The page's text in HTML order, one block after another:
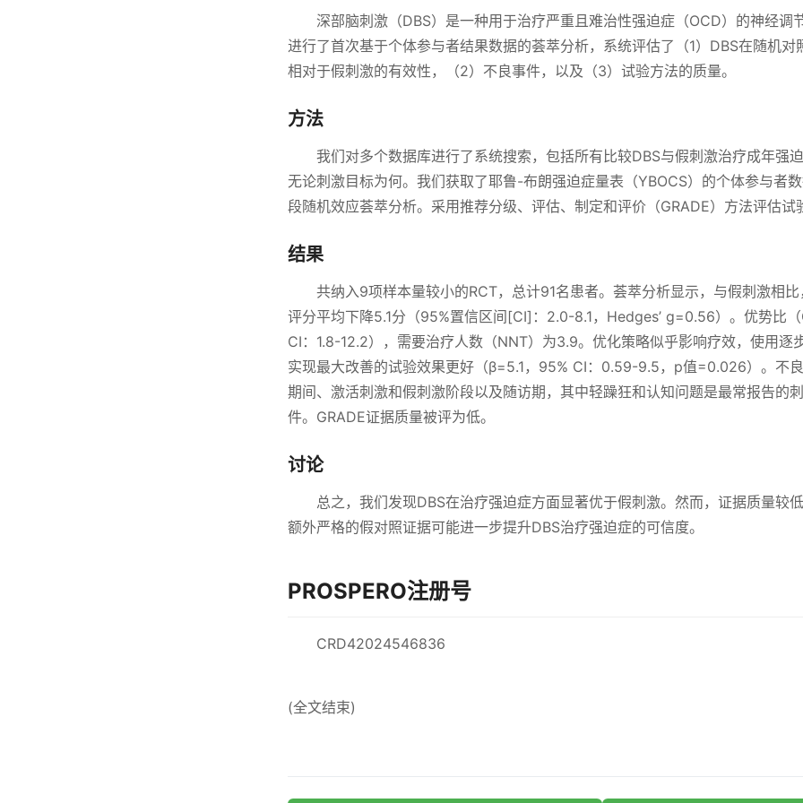
深部脑刺激（DBS）是一种用于治疗严重且难治性强迫症（OCD）的神经调
进行了首次基于个体参与者结果数据的荟萃分析，系统评估了（1）DBS在随机对
相对于假刺激的有效性，（2）不良事件，以及（3）试验方法的质量。
方法
我们对多个数据库进行了系统搜索，包括所有比较DBS与假刺激治疗成年强迫
无论刺激目标为何。我们获取了耶鲁-布朗强迫症量表（YBOCS）的个体参与者
段随机效应荟萃分析。采用推荐分级、评估、制定和评价（GRADE）方法评估试
结果
共纳入9项样本量较小的RCT，总计91名患者。荟萃分析显示，与假刺激相
评分平均下降5.1分（95%置信区间[CI]：2.0-8.1，Hedges’ g=0.56）。优势比
CI：1.8-12.2），需要治疗人数（NNT）为3.9。优化策略似乎影响疗效，使用逐
实现最大改善的试验效果更好（β=5.1，95% CI：0.59-9.5，p值=0.026）。不
期间、激活刺激和假刺激阶段以及随访期，其中轻躁狂和认知问题是最常报告的
件。GRADE证据质量被评为低。
讨论
总之，我们发现DBS在治疗强迫症方面显著优于假刺激。然而，证据质量较低
额外严格的假对照证据可能进一步提升DBS治疗强迫症的可信度。
PROSPERO注册号
CRD42024546836
(全文结束)